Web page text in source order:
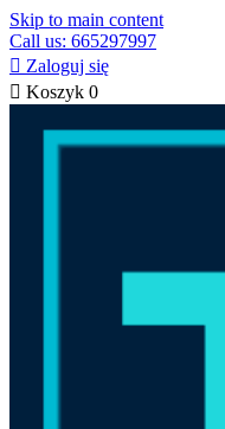
Skip to main content
Call us: 665297997
 Zaloguj się
 Koszyk 0